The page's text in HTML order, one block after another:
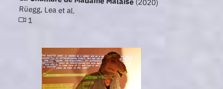
(2020)
Rüegg, Lea et al.
1